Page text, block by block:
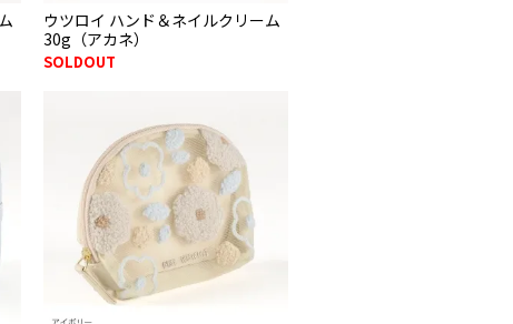
ウツロイ ハンド＆ネイルクリーム
30g（アカネ）
SOLDOUT